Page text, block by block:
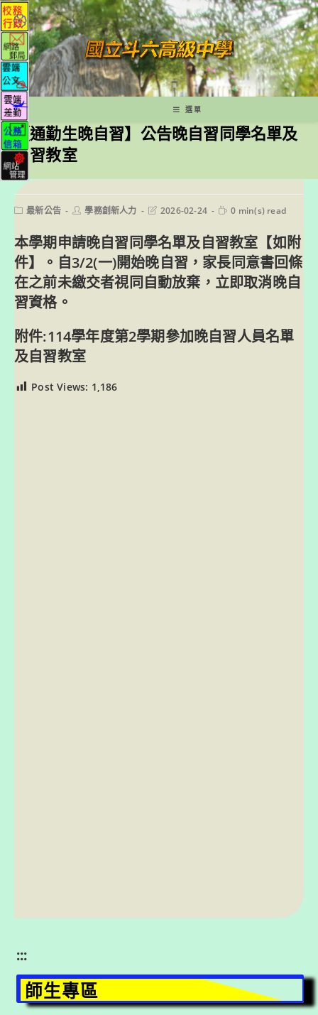
跳
轉
至
主
要
內
容
選單
【通勤生晚自習】公告晚自習同學名單及
自習教室
Post最新公告
Post學務創新人力
Post2026-02-24
Reading
0 min(s) read
本學期申請晚自習同學名單及自習教室 【如附
件】
。自3/2(一)開始晚自習，家長同意書回條
在之前未繳交者視同自動放棄，立即取消晚自
習資格。
附件:114學年度第2學期參加晚自習人員名單
及自習教室
Post Views: 1,186
:::
師生專區